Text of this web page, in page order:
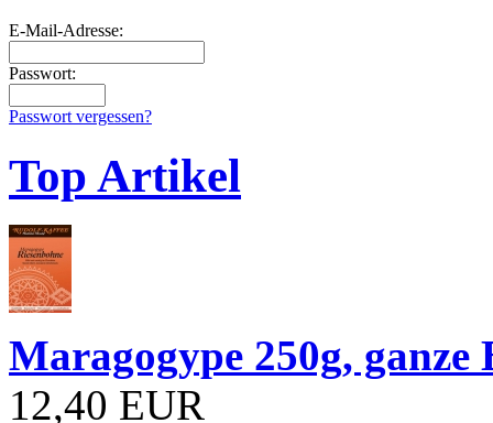
E-Mail-Adresse:
Passwort:
Passwort vergessen?
Top Artikel
Maragogype 250g, ganze
12,40 EUR